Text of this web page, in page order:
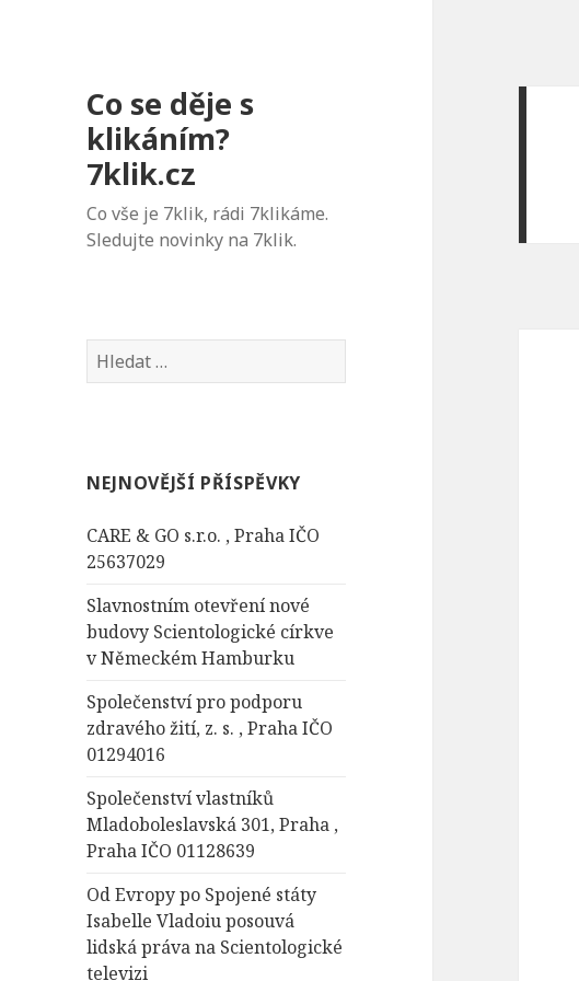
Co se děje s
klikáním?
7klik.cz
Co vše je 7klik, rádi 7klikáme.
Sledujte novinky na 7klik.
V
y
d
v
á
í
NEJNOVĚJŠÍ PŘÍSPĚVKY
CARE & GO s.r.o. , Praha IČO
25637029
Slavnostním otevření nové
budovy Scientologické církve
v Německém Hamburku
Společenství pro podporu
zdravého žití, z. s. , Praha IČO
01294016
Společenství vlastníků
Mladoboleslavská 301, Praha ,
Praha IČO 01128639
Od Evropy po Spojené státy
Isabelle Vladoiu posouvá
lidská práva na Scientologické
televizi